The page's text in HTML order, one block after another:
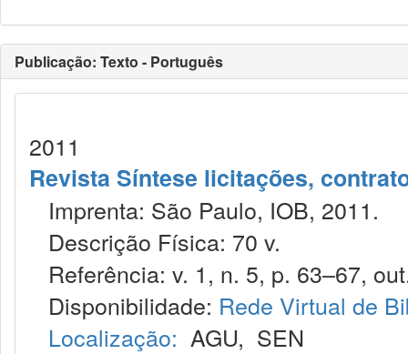
Publicação: Texto - Português
2011
Revista Síntese licitações,
Imprenta: São Paulo, IOB, 2011.
Descrição Física: 70 v.
Referência: v. 1, n. 5, p. 63–67,
Disponibilidade: Rede Virtual de
Localização: AGU, SEN